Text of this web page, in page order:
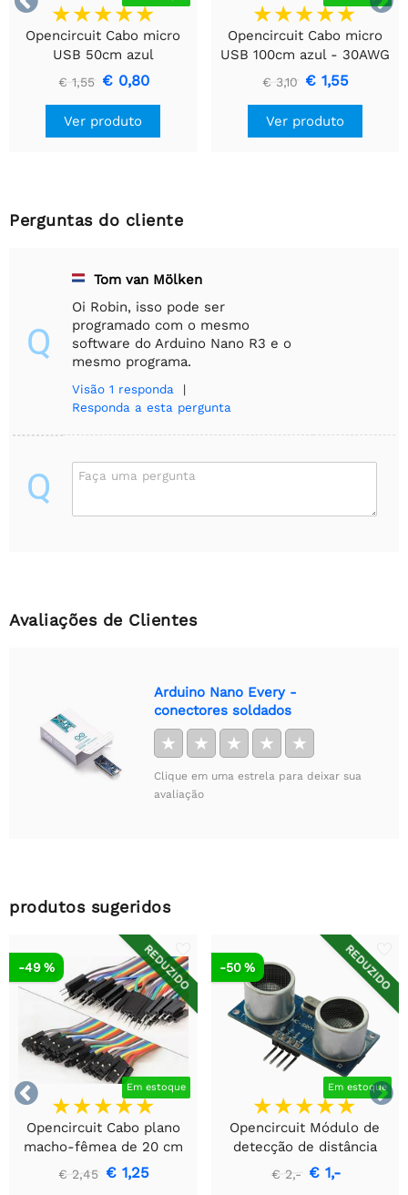
Opencircuit Cabo micro
USB 50cm azul
€ 1,55 € 0,80
Ver produto
Opencircuit Cabo micro
USB 100cm azul - 30AWG
€ 3,10 € 1,55
Ver produto
Perguntas do cliente
Q
Tom van Mölken
Oi Robin, isso pode ser
programado com o mesmo
software do Arduino Nano R3 e o
mesmo programa.
Visão 1 responda |
Responda a esta pergunta
Q Faça uma pergunta
Avaliações de Clientes
Arduino Nano Every -
conectores soldados
★ ★ ★ ★ ★
Clique em uma estrela para deixar sua
avaliação
produtos sugeridos


REDUZIDO
Em estoque
-49 %
Opencircuit Cabo plano
macho-fêmea de 20 cm
40 peças
€ 2,45 € 1,25
REDUZIDO
Em estoque
-50 %
Opencircuit Módulo de
detecção de distância
ultrassônica HC-SR04
€ 2,- € 1,-